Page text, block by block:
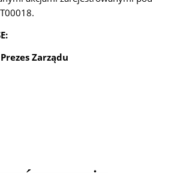
Zarządu